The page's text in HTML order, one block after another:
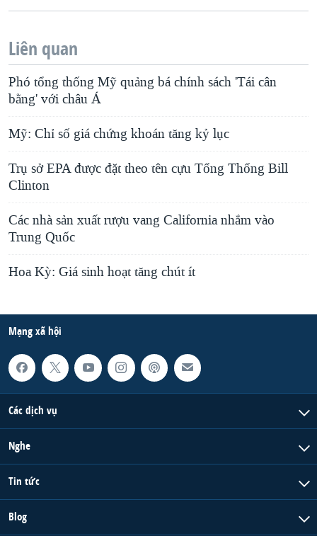
Liên quan
Phó tổng thống Mỹ quảng bá chính sách 'Tái cân
bằng' với châu Á
Mỹ: Chỉ số giá chứng khoán tăng kỷ lục
Trụ sở EPA được đặt theo tên cựu Tổng Thống Bill
Clinton
Các nhà sản xuất rượu vang California nhắm vào
Trung Quốc
Hoa Kỳ: Giá sinh hoạt tăng chút ít
Mạng xã hội
Các dịch vụ
Nghe
Tin tức
Blog